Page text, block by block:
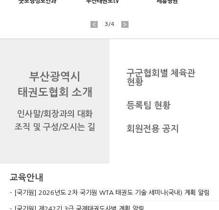
3/4
부산광역시
태권도협회 소개
인사말/회장과의 대화
조직 및 구성/오시는 길
구군협회별 체육관
현황
등록팀 현황
회원전용 공지
교육안내
[국기원] 2026년도 2차 국기원 WTA 태권도 기술 세미나(국내) 계획 알림